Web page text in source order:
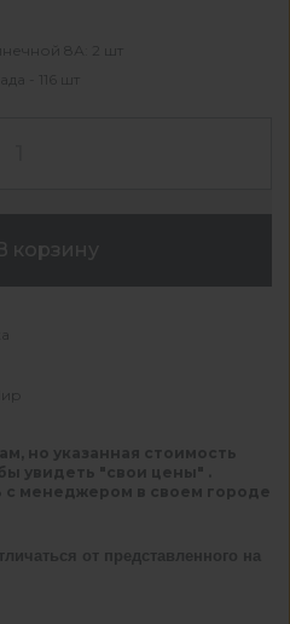
8А: 2 шт
- 116 шт
корзину
но указанная стоимость
увидеть "свои цены" .
с менеджером в своем городе
от представленного на